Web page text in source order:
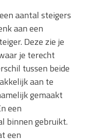
aantal steigers
aan een
Deze zie je
je terecht
tussen beide
aan te
gemaakt
een
binnen gebruikt.
een